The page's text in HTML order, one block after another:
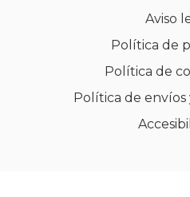
Aviso
Política de
Política de
Política de